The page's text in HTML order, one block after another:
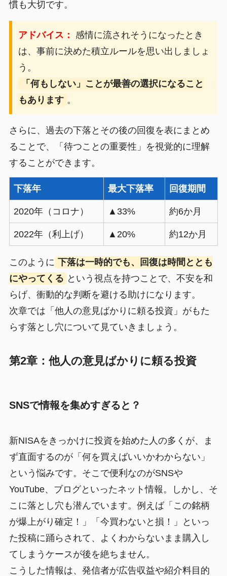
慣も大切です。
アドバイス：
感情に流されそうになったとき
は、事前に決めた積立ルールを思い出しましょ
う。
「何もしない」ことが最善の選択になること
もあります 。
さらに、過去の下落とその後の回復を表にまとめ
ることで、「待つことの重要性」を視覚的に理解
することができます。
下落年 最大下落率 回復期間
2020年（コロナ） ▲33% 約6か月
2022年（利上げ） ▲20% 約12か月
このように 下落は一時的でも、回復は時間ととも
にやってくる という視点を持つことで、不安を和
らげ、衝動的な判断を避ける助けになります。
次章では「他人の意見ばかりに頼る投資」がもた
らす落とし穴について見ていきましょう。
第2章：他人の意見ばかりに頼る投資
SNSで情報を集めすぎると？
新NISAをきっかけに投資を始めた人の多くが、ま
ず直面するのが「何を買えばいいかわからない」
という悩みです。そこで便利なのがSNSや
YouTube、ブログといったネット情報。しかし、そ
こに落とし穴も潜んでいます。例えば「この銘柄
が爆上がり確定！」「今買わないと損！」といっ
た投稿に踊らされて、よくわからないまま購入し
てしまうケースが後を絶ちません。
こうした情報は、発信者が広告収益や紹介料目的